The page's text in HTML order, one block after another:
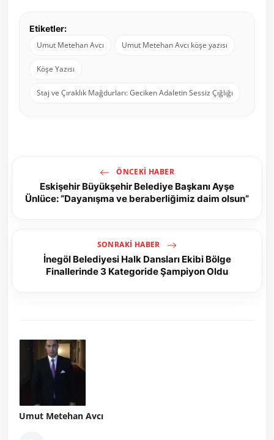
Etiketler:
Umut Metehan Avcı
Umut Metehan Avcı köşe yazısı
Köşe Yazısı
Staj ve Çıraklık Mağdurları: Geciken Adaletin Sessiz Çığlığı
ÖNCEKI HABER
Eskişehir Büyükşehir Belediye Başkanı Ayşe
Ünlüce: “Dayanışma ve beraberliğimiz daim olsun”
SONRAKI HABER
İnegöl Belediyesi Halk Dansları Ekibi Bölge
Finallerinde 3 Kategoride Şampiyon Oldu
Umut Metehan Avcı